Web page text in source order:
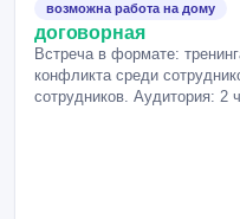
возможна работа на дому
договорная
Встреча в формате:
конфликта среди
сотрудников. Аудитория: 2